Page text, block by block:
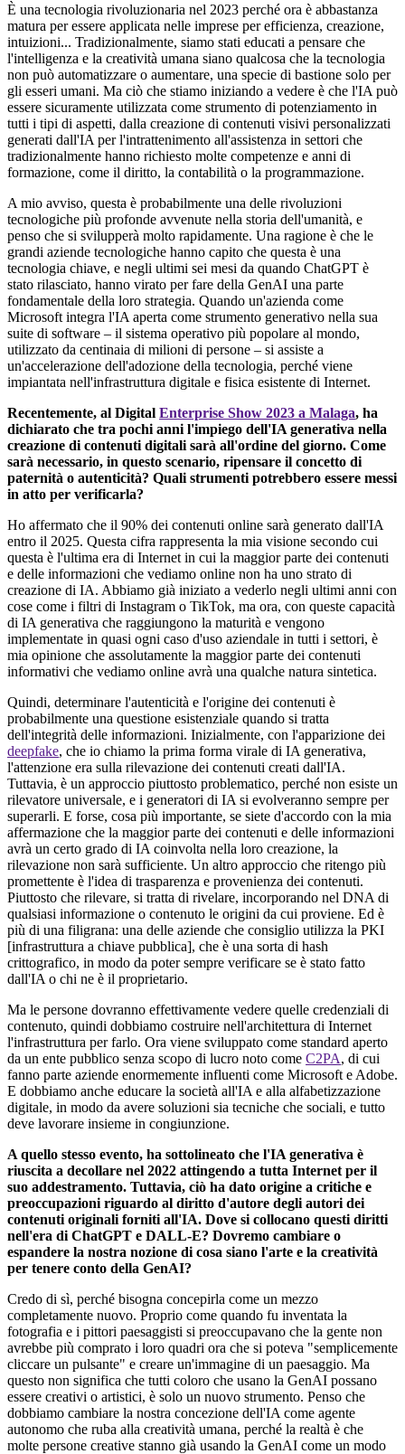
È una tecnologia rivoluzionaria nel 2023 perché ora è abbastanza
matura per essere applicata nelle imprese per efficienza, creazione,
intuizioni... Tradizionalmente, siamo stati educati a pensare che
l'intelligenza e la creatività umana siano qualcosa che la tecnologia
non può automatizzare o aumentare, una specie di bastione solo per
gli esseri umani. Ma ciò che stiamo iniziando a vedere è che l'IA può
essere sicuramente utilizzata come strumento di potenziamento in
tutti i tipi di aspetti, dalla creazione di contenuti visivi personalizzati
generati dall'IA per l'intrattenimento all'assistenza in settori che
tradizionalmente hanno richiesto molte competenze e anni di
formazione, come il diritto, la contabilità o la programmazione.
A mio avviso, questa è probabilmente una delle rivoluzioni
tecnologiche più profonde avvenute nella storia dell'umanità, e
penso che si svilupperà molto rapidamente. Una ragione è che le
grandi aziende tecnologiche hanno capito che questa è una
tecnologia chiave, e negli ultimi sei mesi da quando ChatGPT è
stato rilasciato, hanno virato per fare della GenAI una parte
fondamentale della loro strategia. Quando un'azienda come
Microsoft integra l'IA aperta come strumento generativo nella sua
suite di software – il sistema operativo più popolare al mondo,
utilizzato da centinaia di milioni di persone – si assiste a
un'accelerazione dell'adozione della tecnologia, perché viene
impiantata nell'infrastruttura digitale e fisica esistente di Internet.
Recentemente, al Digital Enterprise Show 2023 a Malaga, ha
dichiarato che tra pochi anni l'impiego dell'IA generativa nella
creazione di contenuti digitali sarà all'ordine del giorno. Come
sarà necessario, in questo scenario, ripensare il concetto di
paternità o autenticità? Quali strumenti potrebbero essere messi
in atto per verificarla?
Ho affermato che il 90% dei contenuti online sarà generato dall'IA
entro il 2025. Questa cifra rappresenta la mia visione secondo cui
questa è l'ultima era di Internet in cui la maggior parte dei contenuti
e delle informazioni che vediamo online non ha uno strato di
creazione di IA. Abbiamo già iniziato a vederlo negli ultimi anni con
cose come i filtri di Instagram o TikTok, ma ora, con queste capacità
di IA generativa che raggiungono la maturità e vengono
implementate in quasi ogni caso d'uso aziendale in tutti i settori, è
mia opinione che assolutamente la maggior parte dei contenuti
informativi che vediamo online avrà una qualche natura sintetica.
Quindi, determinare l'autenticità e l'origine dei contenuti è
probabilmente una questione esistenziale quando si tratta
dell'integrità delle informazioni. Inizialmente, con l'apparizione dei
deepfake, che io chiamo la prima forma virale di IA generativa,
l'attenzione era sulla rilevazione dei contenuti creati dall'IA.
Tuttavia, è un approccio piuttosto problematico, perché non esiste un
rilevatore universale, e i generatori di IA si evolveranno sempre per
superarli. E forse, cosa più importante, se siete d'accordo con la mia
affermazione che la maggior parte dei contenuti e delle informazioni
avrà un certo grado di IA coinvolta nella loro creazione, la
rilevazione non sarà sufficiente. Un altro approccio che ritengo più
promettente è l'idea di trasparenza e provenienza dei contenuti.
Piuttosto che rilevare, si tratta di rivelare, incorporando nel DNA di
qualsiasi informazione o contenuto le origini da cui proviene. Ed è
più di una filigrana: una delle aziende che consiglio utilizza la PKI
[infrastruttura a chiave pubblica], che è una sorta di hash
crittografico, in modo da poter sempre verificare se è stato fatto
dall'IA o chi ne è il proprietario.
Ma le persone dovranno effettivamente vedere quelle credenziali di
contenuto, quindi dobbiamo costruire nell'architettura di Internet
l'infrastruttura per farlo. Ora viene sviluppato come standard aperto
da un ente pubblico senza scopo di lucro noto come C2PA, di cui
fanno parte aziende enormemente influenti come Microsoft e Adobe.
E dobbiamo anche educare la società all'IA e alla alfabetizzazione
digitale, in modo da avere soluzioni sia tecniche che sociali, e tutto
deve lavorare insieme in congiunzione.
A quello stesso evento, ha sottolineato che l'IA generativa è
riuscita a decollare nel 2022 attingendo a tutta Internet per il
suo addestramento. Tuttavia, ciò ha dato origine a critiche e
preoccupazioni riguardo al diritto d'autore degli autori dei
contenuti originali forniti all'IA. Dove si collocano questi diritti
nell'era di ChatGPT e DALL-E? Dovremo cambiare o
espandere la nostra nozione di cosa siano l'arte e la creatività
per tenere conto della GenAI?
Credo di sì, perché bisogna concepirla come un mezzo
completamente nuovo. Proprio come quando fu inventata la
fotografia e i pittori paesaggisti si preoccupavano che la gente non
avrebbe più comprato i loro quadri ora che si poteva "semplicemente
cliccare un pulsante" e creare un'immagine di un paesaggio. Ma
questo non significa che tutti coloro che usano la GenAI possano
essere creativi o artistici, è solo un nuovo strumento. Penso che
dobbiamo cambiare la nostra concezione dell'IA come agente
autonomo che ruba alla creatività umana, perché la realtà è che
molte persone creative stanno già usando la GenAI come un modo